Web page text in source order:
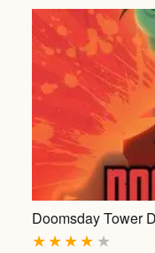
Doomsday Tower
★
★
★
★
★